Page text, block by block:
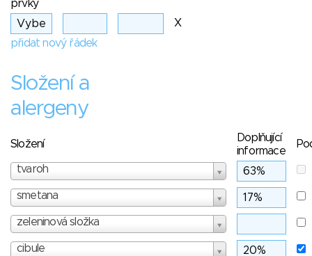
prvky
X
přidat nový řádek
Složení a
alergeny
Složení
Doplňující
informace
tvaroh
smetana
zeleninová složka
cibule